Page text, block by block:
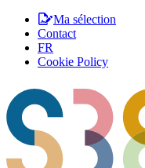
Ma sélection
Contact
FR
Cookie Policy